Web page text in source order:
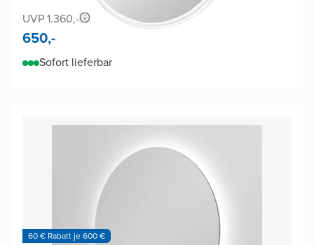
UVP 1.360,-
650,-
Sofort lieferbar
60 € Rabatt je 600 €